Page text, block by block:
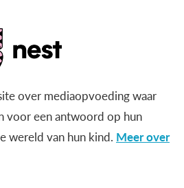
over mediaopvoeding waar
voor een antwoord op hun
wereld van hun kind. Meer over